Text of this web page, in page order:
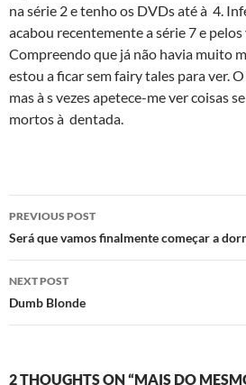
na série 2 e tenho os DVDs até à 4.
acabou recentemente a série 7 e
Compreendo que já não havia muito
estou a ficar sem fairy tales para ver.
mas à s vezes apetece-me ver coisas
mortos à dentada.
Post
navigation
PREVIOUS POST
Será que vamos finalmente começar a
NEXT POST
Dumb Blonde
2 THOUGHTS ON “MAIS DO